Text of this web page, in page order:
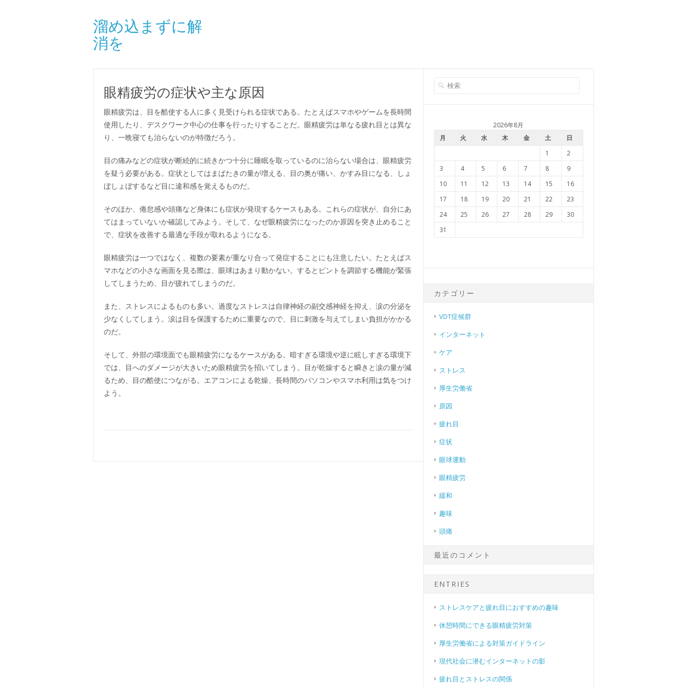
溜め込まずに解
消を
眼精疲労の症状や主な原因
眼精疲労は、目を酷使する人に多く見受けられる症状である。たとえばスマホやゲームを長時間
使用したり、デスクワーク中心の仕事を行ったりすることだ。眼精疲労は単なる疲れ目とは異な
り、一晩寝ても治らないのが特徴だろう。
目の痛みなどの症状が断続的に続きかつ十分に睡眠を取っているのに治らない場合は、眼精疲労
を疑う必要がある。症状としてはまばたきの量が増える、目の奥が痛い、かすみ目になる、しょ
ぼしょぼするなど目に違和感を覚えるものだ。
そのほか、倦怠感や頭痛など身体にも症状が発現するケースもある。これらの症状が、自分にあ
てはまっていないか確認してみよう。そして、なぜ眼精疲労になったのか原因を突き止めること
で、症状を改善する最適な手段が取れるようになる。
眼精疲労は一つではなく、複数の要素が重なり合って発症することにも注意したい。たとえばス
マホなどの小さな画面を見る際は、眼球はあまり動かない。するとピントを調節する機能が緊張
してしまうため、目が疲れてしまうのだ。
また、ストレスによるものも多い。過度なストレスは自律神経の副交感神経を抑え、涙の分泌を
少なくしてしまう。涙は目を保護するために重要なので、目に刺激を与えてしまい負担がかかる
のだ。
そして、外部の環境面でも眼精疲労になるケースがある。暗すぎる環境や逆に眩しすぎる環境下
では、目へのダメージが大きいため眼精疲労を招いてしまう。目が乾燥すると瞬きと涙の量が減
るため、目の酷使につながる。エアコンによる乾燥、長時間のパソコンやスマホ利用は気をつけ
よう。
2026年8月
月
火 水 木 金 土
日
1
2
3
4 5 6 7 8
9
10
11 12 13 14 15
16
17
18 19 20 21 22
23
24
25 26 27 28 29
30
31
カテゴリー
VDT症候群
インターネット
ケア
ストレス
厚生労働省
原因
疲れ目
症状
眼球運動
眼精疲労
緩和
趣味
頭痛
最近のコメント
ENTRIES
ストレスケアと疲れ目におすすめの趣味
休憩時間にできる眼精疲労対策
厚生労働省による対策ガイドライン
現代社会に潜むインターネットの影
疲れ目とストレスの関係